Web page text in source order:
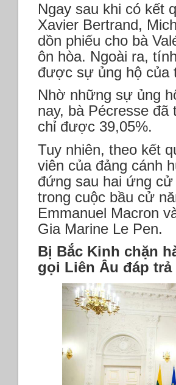
Ngay sau khi có kết
Xavier Bertrand,
dồn phiếu cho bà
ôn hòa. Ngoài ra,
được sự ủng hộ của
Nhờ những sự ủng
nay, bà Pécresse
chỉ được 39,05%.
Tuy nhiên, theo kết
viên của đảng cánh
đứng sau hai ứng
trong cuộc bầu cử
Emmanuel Macron
Gia Marine Le Pen.
Bị Bắc Kinh chặn
gọi Liên Âu đáp trả